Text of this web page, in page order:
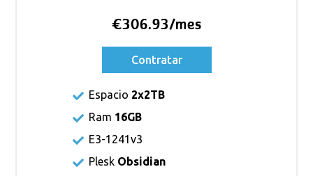
€306.93/mes
Contratar
Espacio 2x2TB
Ram 16GB
E3-1241v3
Plesk Obsidian